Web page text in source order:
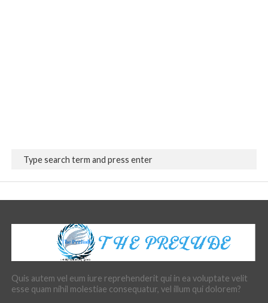
Quis autem vel eum iure reprehenderit qui in ea voluptate velit
esse quam nihil molestiae consequatur, vel illum qui dolorem?